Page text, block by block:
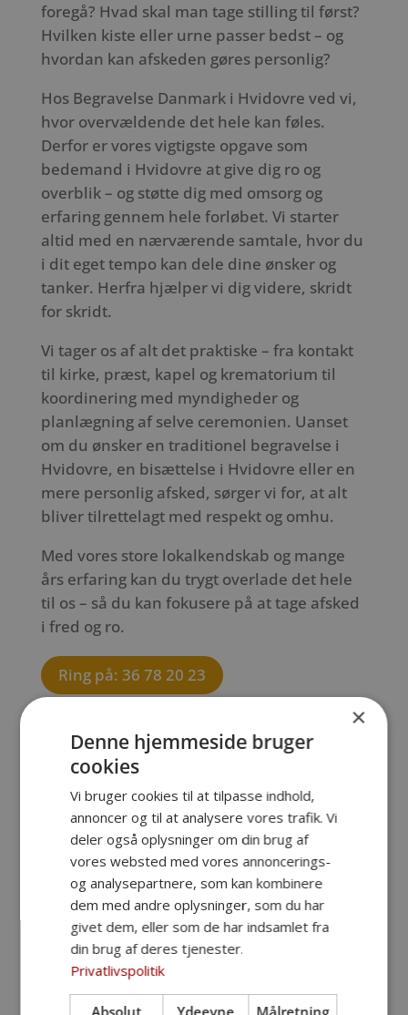
foregå? Hvad skal man tage stilling til først?
Hvilken kiste eller urne passer bedst – og
hvordan kan afskeden gøres personlig?
Hos Begravelse Danmark i Hvidovre ved vi,
hvor overvældende det hele kan føles.
Derfor er vores vigtigste opgave som
bedemand i Hvidovre at give dig ro og
overblik – og støtte dig med omsorg og
erfaring gennem hele forløbet. Vi starter
altid med en nærværende samtale, hvor du
i dit eget tempo kan dele dine ønsker og
tanker. Herfra hjælper vi dig videre, skridt
for skridt.
Vi tager os af alt det praktiske – fra kontakt
til kirke, præst, kapel og krematorium til
koordinering med myndigheder og
planlægning af selve ceremonien. Uanset
om du ønsker en traditionel begravelse i
Hvidovre, en bisættelse i Hvidovre eller en
mere personlig afsked, sørger vi for, at alt
bliver tilrettelagt med respekt og omhu.
Med vores store lokalkendskab og mange
års erfaring kan du trygt overlade det hele
til os – så du kan fokusere på at tage afsked
i fred og ro.
Ring på: 36 78 20 23
×
Denne hjemmeside bruger
cookies
Vi bruger cookies til at tilpasse indhold,
annoncer og til at analysere vores trafik. Vi
deler også oplysninger om din brug af
vores websted med vores annoncerings-
og analysepartnere, som kan kombinere
dem med andre oplysninger, som du har
givet dem, eller som de har indsamlet fra
din brug af deres tjenester.
Privatlivspolitik
Absolut Ydeevne Målretning